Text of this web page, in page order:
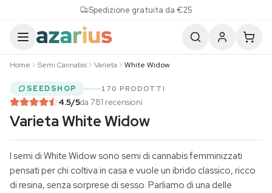
Spedizione gratuita da €25
Home Semi Cannabis Varieta White Widow
SEEDSHOP 170 PRODOTTI
4.5/5da 781 recensioni
Varieta White Widow
I semi di White Widow sono semi di cannabisfemminizzati
pensati per chi coltiva in casa e vuole un ibrido classico, ricco
di resina, senza sorprese di sesso. Parliamo di una delle